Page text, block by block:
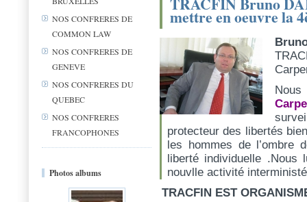
NOS CONFRERES DE
COMMON LAW
NOS CONFRERES DE
GENEVE
NOS CONFRERES DU
QUEBEC
NOS CONFRERES
FRANCOPHONES
Photos albums
mettre en oeuvre la
protecteur des libertés
les hommes de l’ombre
liberté individuelle .Nous
nouvlle activité
TRACFIN EST